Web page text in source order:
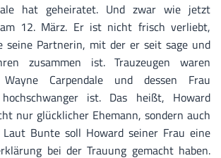
hat geheiratet. Und zwar wie jetzt
12. März. Er ist nicht frisch verliebt,
seine Partnerin, mit der er seit sage und
zusammen ist. Trauzeugen waren
Carpendale und dessen Frau
ist. Das heißt, Howard
nur glücklicher Ehemann, sondern auch
Laut Bunte soll Howard seiner Frau eine
bei der Trauung gemacht haben.